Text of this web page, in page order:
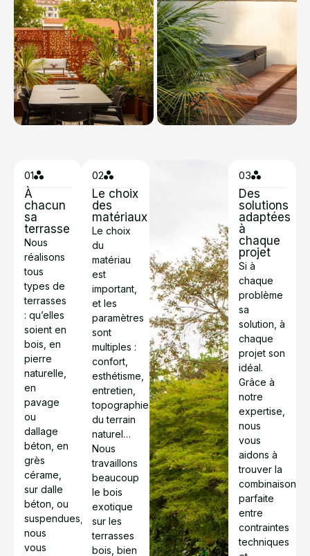
01
À
chacun
sa
terrasse
Nous
réalisons
tous
types de
terrasses
: qu’elles
soient en
bois, en
pierre
naturelle,
en
pavage
ou
dallage
béton, en
grès
cérame,
sur dalle
béton, ou
suspendues,
nous
vous
02
Le choix
des
matériaux
Le choix
du
matériau
est
important,
et les
paramètres
sont
multiples :
confort,
esthétisme,
entretien,
topographie
du terrain
naturel…
Nous
travaillons
beaucoup
le bois
exotique
sur les
terrasses
bois, bien
03
Des
solutions
adaptées
à
chaque
projet
Si à
chaque
problème
sa
solution, à
chaque
projet son
idéal.
Grâce à
notre
expertise,
nous
vous
aidons à
trouver la
combinaison
parfaite
entre
contraintes
techniques